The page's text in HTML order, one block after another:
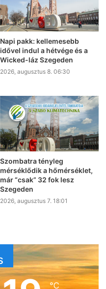
Napi pakk: kellemesebb
idővel indul a hétvége és a
Wicked-láz Szegeden
2026, augusztus 8. 06:30
Szombatra tényleg
mérséklődik a hőmérséklet,
már “csak” 32 fok lesz
Szegeden
2026, augusztus 7. 18:01
℃